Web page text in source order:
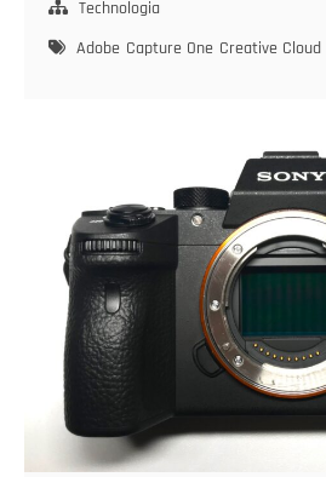
Technologia
Adobe Capture One Creative Cloud